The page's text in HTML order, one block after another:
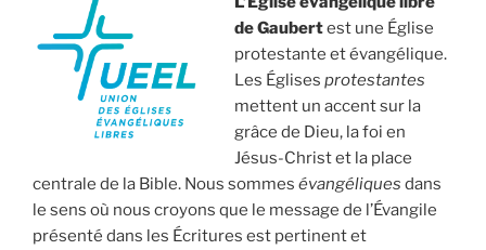
de Gaubertest une Église
protestante et évangélique.
Les Églises protestantes
mettent un accent sur la
grâce de Dieu, la foi en
Jésus-Christ et la place
centrale de la Bible. Nous sommes évangéliques dans
le sens où nous croyons que le message de l’Évangile
présenté dans les Écritures est pertinent et